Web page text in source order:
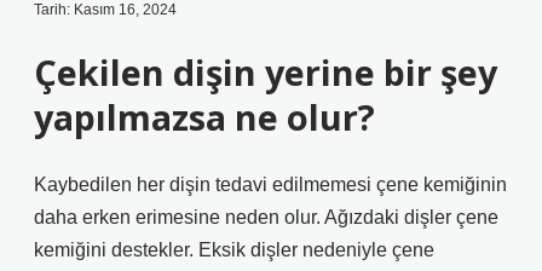
Tarih: Kasım 16, 2024
Çekilen dişin yerine bir şey
yapılmazsa ne olur?
Kaybedilen her dişin tedavi edilmemesi çene kemiğinin
daha erken erimesine neden olur. Ağızdaki dişler çene
kemiğini destekler. Eksik dişler nedeniyle çene